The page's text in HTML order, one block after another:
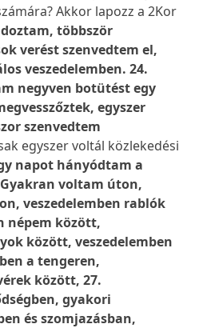
Akkor lapozz a 2Kor
többször
verést szenvedtem el,
veszedelemben. 24.
negyven botütést egy
egyszer
szenvedtem
egyszer voltál közlekedési
napot hányódtam a
voltam úton,
veszedelemben rablók
népem között,
között, veszedelemben
a tengeren,
között, 27.
gyakori
és szomjazásban,